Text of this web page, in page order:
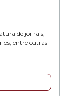
de jornais,
entre outras